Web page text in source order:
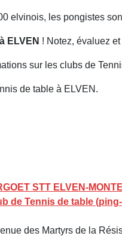
elvinois, les pongistes
ELVEN ! Notez, évaluez
sur les clubs de
de table à ELVEN.
STT ELVEN-
de Tennis de table
des Martyrs de la